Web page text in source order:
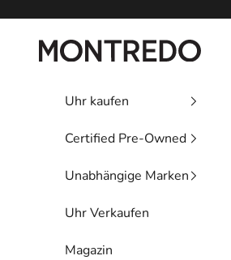
Montredo
Uhr kaufen
Certified Pre-Owned
Unabhängige Marken
Uhr Verkaufen
Magazin